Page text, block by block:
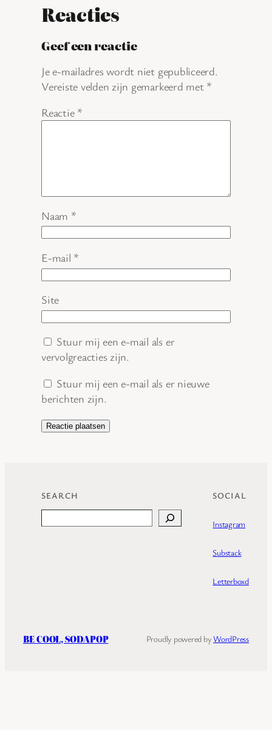
Reacties
Geef een reactie
Je e-mailadres wordt niet gepubliceerd.
Vereiste velden zijn gemarkeerd met *
Reactie *
Naam *
E-mail *
Site
Stuur mij een e-mail als er
vervolgreacties zijn.
Stuur mij een e-mail als er nieuwe
berichten zijn.
SEARCH SOCIAL
Instagram
Substack
Letterboxd
BE COOL, SODAPOP Proudly powered byWordPress